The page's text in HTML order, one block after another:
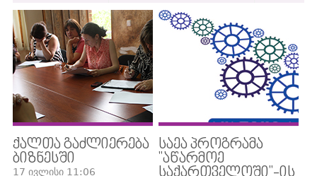
ᲥᲐᲚᲗᲐ ᲒᲐᲫᲚᲘᲔᲠᲔᲑᲐ
ᲑᲘᲖᲜᲔᲡᲨᲘ
17 ივლისი 11:06
ᲡᲐᲔᲐ ᲞᲠᲝᲒᲠᲐᲛᲐ
"ᲐᲬᲐᲠᲛᲝᲔ